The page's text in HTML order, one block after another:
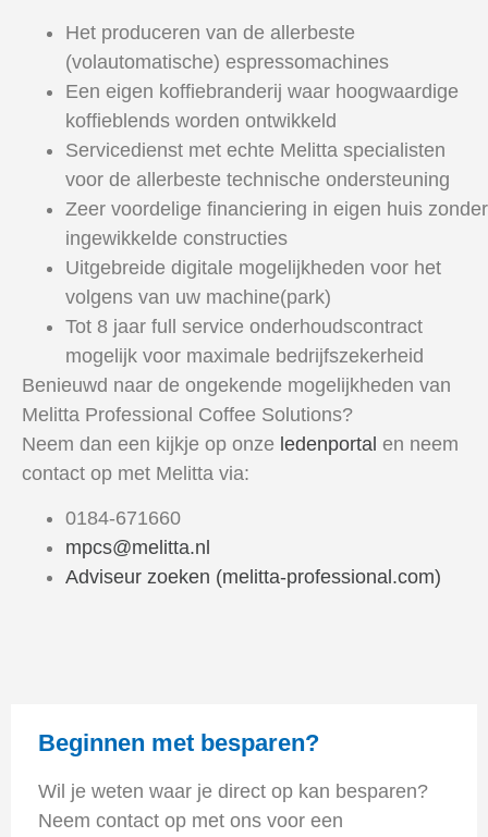
Beginnen met besparen?
Wil je weten waar je direct op kan besparen?
Neem contact op met ons voor een
Het produceren van de allerbeste
(volautomatische) espressomachines
Een eigen koffiebranderij waar hoogwaardige
koffieblends worden ontwikkeld
Servicedienst met echte Melitta specialisten
voor de allerbeste technische ondersteuning
Zeer voordelige financiering in eigen huis zonder
ingewikkelde constructies
Uitgebreide digitale mogelijkheden voor het
volgens van uw machine(park)
Tot 8 jaar full service onderhoudscontract
mogelijk voor maximale bedrijfszekerheid
Benieuwd naar de ongekende mogelijkheden van
Melitta Professional Coffee Solutions?
Neem dan een kijkje op onze ledenportal en neem
contact op met Melitta via:
0184-671660
mpcs@melitta.nl
Adviseur zoeken (melitta-professional.com)